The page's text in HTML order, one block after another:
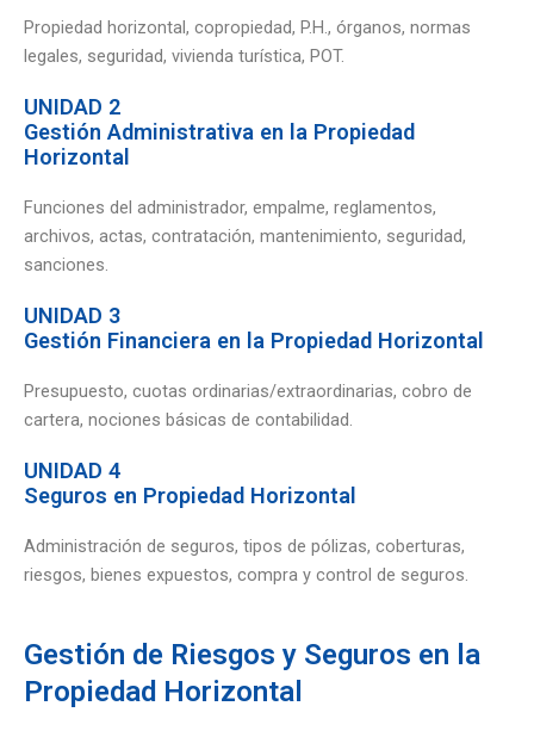
Propiedad horizontal, copropiedad, P.H., órganos, normas
legales, seguridad, vivienda turística, POT.
UNIDAD 2
Gestión Administrativa en la Propiedad
Horizontal
Funciones del administrador, empalme, reglamentos,
archivos, actas, contratación, mantenimiento, seguridad,
sanciones.
UNIDAD 3
Gestión Financiera en la Propiedad Horizontal
Presupuesto, cuotas ordinarias/extraordinarias, cobro de
cartera, nociones básicas de contabilidad.
UNIDAD 4
Seguros en Propiedad Horizontal
Administración de seguros, tipos de pólizas, coberturas,
riesgos, bienes expuestos, compra y control de seguros.
Gestión de Riesgos y Seguros en la
Propiedad Horizontal